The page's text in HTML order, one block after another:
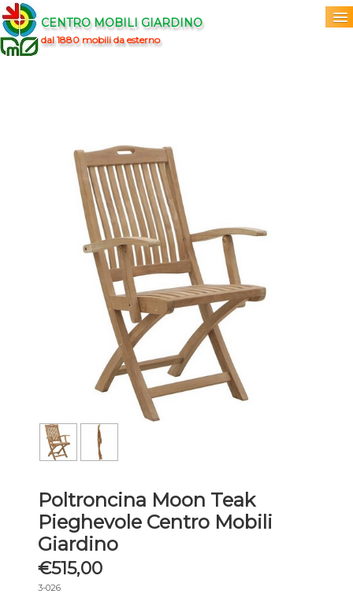
CENTRO MOBILI GIARDINO
dal 1880 mobili da esterno
▼
▼
Poltroncina Moon Teak
Pieghevole Centro Mobili
Giardino
€515,00
3-026